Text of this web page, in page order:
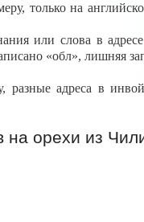
только на
или слова в
«обл», лишняя
разные адреса в
на орехи из